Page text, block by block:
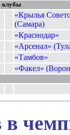
клубы
«Крылья
(Самара)
«Краснодар»
«Арсенал»
«Тамбов»
«Факел»